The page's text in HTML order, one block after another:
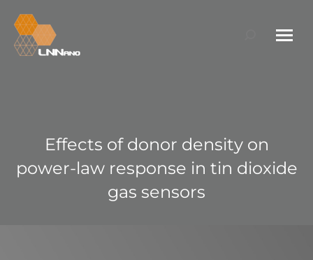
Search:
Effects of donor density on
power-law response in tin dioxide
gas sensors